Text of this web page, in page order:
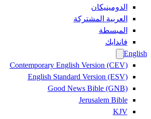
الدومينيكان
العربية المشتركة
المبسطة
فاندايك
English
Contemporary English Version (CEV)
English Standard Version (ESV)
Good News Bible (GNB)
Jerusalem Bible
KJV